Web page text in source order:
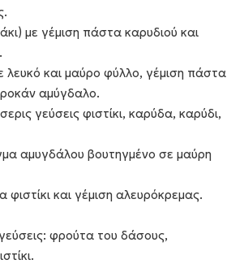
με γέμιση πάστα καρυδιού και
λευκό και μαύρο φύλλο, γέμιση πάστα
αμύγδαλο.
γεύσεις φιστίκι, καρύδα, καρύδι,
αμυγδάλου βουτηγμένο σε μαύρη
φιστίκι και γέμιση αλευρόκρεμας.
φρούτα του δάσους,